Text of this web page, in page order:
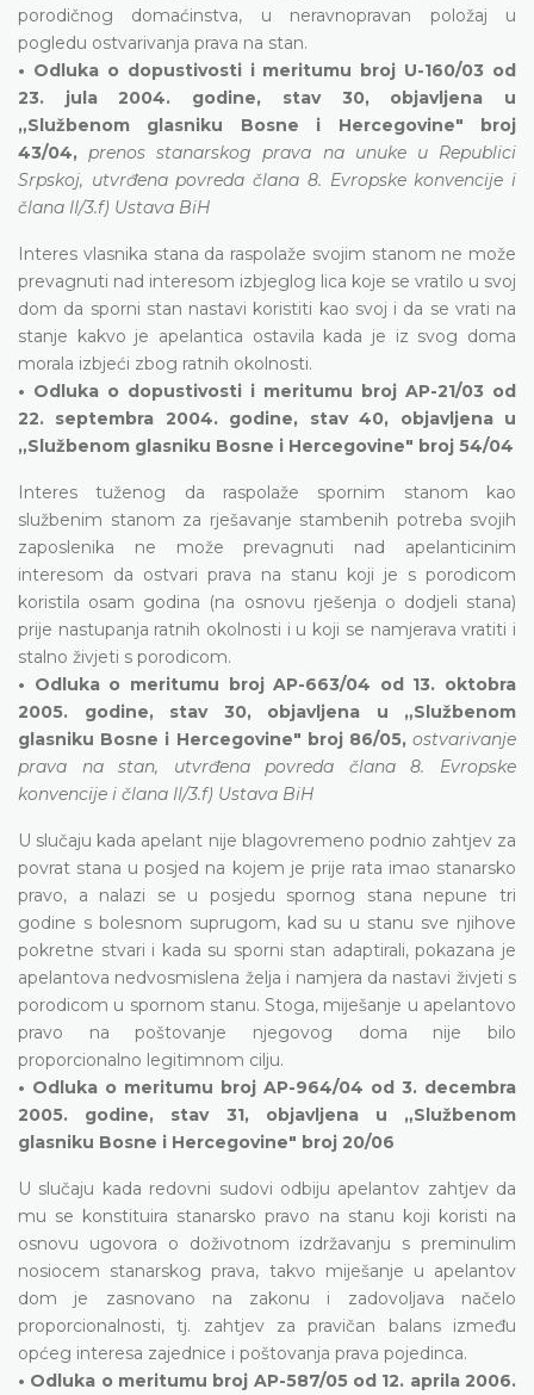
porodičnog domaćinstva, u neravnopravan položaj u
pogledu ostvarivanja prava na stan.
• Odluka o dopustivosti i meritumu broj U-160/03 od
23. jula 2004. godine, stav 30, objavljena u
„Službenom glasniku Bosne i Hercegovine" broj
43/04,prenos stanarskog prava na unuke u Republici
Srpskoj, utvrđena povreda člana 8. Evropske konvencije i
člana II/3.f) Ustava BiH
Interes vlasnika stana da raspolaže svojim stanom ne može
prevagnuti nad interesom izbjeglog lica koje se vratilo u svoj
dom da sporni stan nastavi koristiti kao svoj i da se vrati na
stanje kakvo je apelantica ostavila kada je iz svog doma
morala izbjeći zbog ratnih okolnosti.
• Odluka o dopustivosti i meritumu broj AP-21/03 od
22. septembra 2004. godine, stav 40, objavljena u
„Službenom glasniku Bosne i Hercegovine" broj 54/04
Interes tuženog da raspolaže spornim stanom kao
službenim stanom za rješavanje stambenih potreba svojih
zaposlenika ne može prevagnuti nad apelanticinim
interesom da ostvari prava na stanu koji je s porodicom
koristila osam godina (na osnovu rješenja o dodjeli stana)
prije nastupanja ratnih okolnosti i u koji se namjerava vratiti i
stalno živjeti s porodicom.
• Odluka o meritumu broj AP-663/04 od 13. oktobra
2005. godine, stav 30, objavljena u „Službenom
glasniku Bosne i Hercegovine" broj 86/05, ostvarivanje
prava na stan, utvrđena povreda člana 8. Evropske
konvencije i člana II/3.f) Ustava BiH
U slučaju kada apelant nije blagovremeno podnio zahtjev za
povrat stana u posjed na kojem je prije rata imao stanarsko
pravo, a nalazi se u posjedu spornog stana nepune tri
godine s bolesnom suprugom, kad su u stanu sve njihove
pokretne stvari i kada su sporni stan adaptirali, pokazana je
apelantova nedvosmislena želja i namjera da nastavi živjeti s
porodicom u spornom stanu. Stoga, miješanje u apelantovo
pravo na poštovanje njegovog doma nije bilo
proporcionalno legitimnom cilju.
• Odluka o meritumu broj AP-964/04 od 3. decembra
2005. godine, stav 31, objavljena u „Službenom
glasniku Bosne i Hercegovine" broj 20/06
U slučaju kada redovni sudovi odbiju apelantov zahtjev da
mu se konstituira stanarsko pravo na stanu koji koristi na
osnovu ugovora o doživotnom izdržavanju s preminulim
nosiocem stanarskog prava, takvo miješanje u apelantov
dom je zasnovano na zakonu i zadovoljava načelo
proporcionalnosti, tj. zahtjev za pravičan balans između
općeg interesa zajednice i poštovanja prava pojedinca.
• Odluka o meritumu broj AP-587/05 od 12. aprila 2006.